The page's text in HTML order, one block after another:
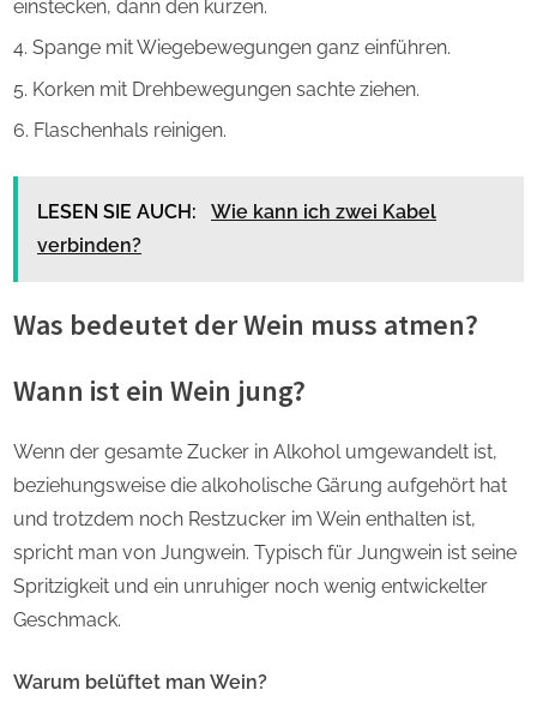
einstecken, dann den kurzen.
Spange mit Wiegebewegungen ganz einführen.
Korken mit Drehbewegungen sachte ziehen.
Flaschenhals reinigen.
LESEN SIE AUCH:
Wie kann ich zwei Kabel
verbinden?
Was bedeutet der Wein muss atmen?
Wann ist ein Wein jung?
Wenn der gesamte Zucker in Alkohol umgewandelt ist,
beziehungsweise die alkoholische Gärung aufgehört hat
und trotzdem noch Restzucker im Wein enthalten ist,
spricht man von Jungwein. Typisch für Jungwein ist seine
Spritzigkeit und ein unruhiger noch wenig entwickelter
Geschmack.
Warum belüftet man Wein?